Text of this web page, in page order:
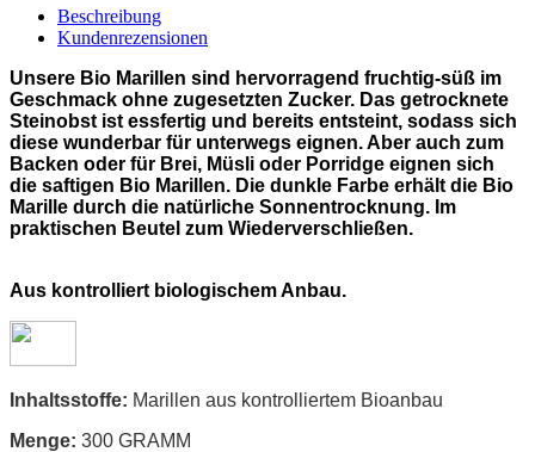
Beschreibung
Kundenrezensionen
Unsere Bio Marillen sind hervorragend fruchtig-süß im
Geschmack ohne zugesetzten Zucker. Das getrocknete
Steinobst ist essfertig und bereits entsteint, sodass sich
diese wunderbar für unterwegs eignen. Aber auch zum
Backen oder für Brei, Müsli oder Porridge eignen sich
die saftigen Bio Marillen. Die dunkle Farbe erhält die Bio
Marille durch die natürliche Sonnentrocknung. Im
praktischen Beutel zum Wiederverschließen.
Aus kontrolliert biologischem Anbau.
Inhaltsstoffe: Marillen aus kontrolliertem Bioanbau
Menge: 300 GRAMM